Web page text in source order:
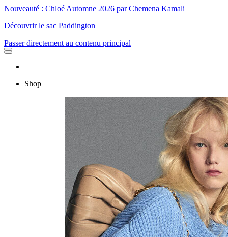
Nouveauté : Chloé Automne 2026 par Chemena Kamali
Découvrir le sac Paddington
Passer directement au contenu principal
Shop